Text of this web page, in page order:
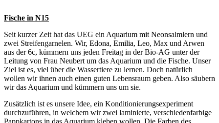
Fische in N15
Seit kurzer Zeit hat das UEG ein Aquarium mit Neonsalmlern und
zwei Streifengarnelen. Wir, Edona, Emilia, Leo, Max und Arwen
aus der 6c, kümmern uns jeden Freitag in der Bio-AG unter der
Leitung von Frau Neubert um das Aquarium und die Fische. Unser
Ziel ist es, viel über die Wassertiere zu lernen. Doch natürlich
wollen wir ihnen auch einen guten Lebensraum geben. Also säubern
wir das Aquarium und kümmern uns um sie.
Zusätzlich ist es unsere Idee, ein Konditionierungsexperiment
durchzuführen, in welchem wir zwei laminierte, verschiedenfarbige
Pappkartons in das Aquarium kleben wollen. Die Farben des